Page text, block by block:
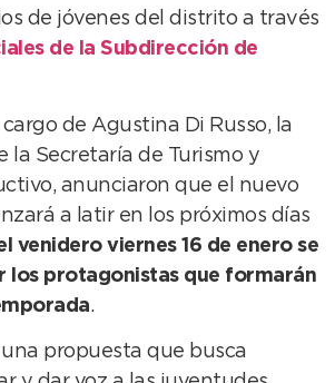
de jóvenes del distrito a través
de la Subdirección de
cargo de Agustina Di Russo, la
la Secretaría de Turismo y
anunciaron que el nuevo
a latir en los próximos días
venidero viernes 16 de enero se
los protagonistas que formarán
.
una propuesta que busca